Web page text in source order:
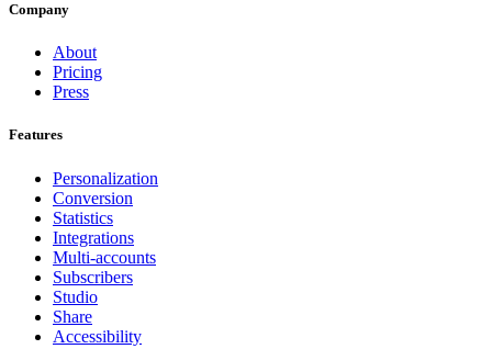
Company
About
Pricing
Press
Features
Personalization
Conversion
Statistics
Integrations
Multi-accounts
Subscribers
Studio
Share
Accessibility